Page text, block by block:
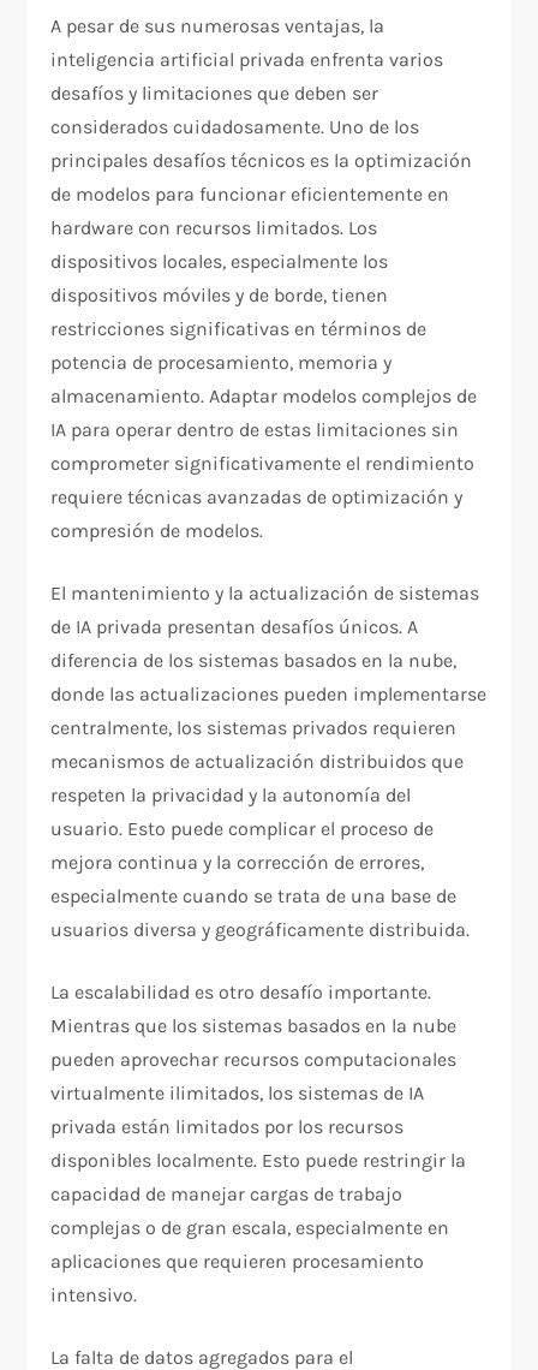
A pesar de sus numerosas ventajas, la
inteligencia artificial privada enfrenta varios
desafíos y limitaciones que deben ser
considerados cuidadosamente. Uno de los
principales desafíos técnicos es la optimización
de modelos para funcionar eficientemente en
hardware con recursos limitados. Los
dispositivos locales, especialmente los
dispositivos móviles y de borde, tienen
restricciones significativas en términos de
potencia de procesamiento, memoria y
almacenamiento. Adaptar modelos complejos de
IA para operar dentro de estas limitaciones sin
comprometer significativamente el rendimiento
requiere técnicas avanzadas de optimización y
compresión de modelos.
El mantenimiento y la actualización de sistemas
de IA privada presentan desafíos únicos. A
diferencia de los sistemas basados en la nube,
donde las actualizaciones pueden implementarse
centralmente, los sistemas privados requieren
mecanismos de actualización distribuidos que
respeten la privacidad y la autonomía del
usuario. Esto puede complicar el proceso de
mejora continua y la corrección de errores,
especialmente cuando se trata de una base de
usuarios diversa y geográficamente distribuida.
La escalabilidad es otro desafío importante.
Mientras que los sistemas basados en la nube
pueden aprovechar recursos computacionales
virtualmente ilimitados, los sistemas de IA
privada están limitados por los recursos
disponibles localmente. Esto puede restringir la
capacidad de manejar cargas de trabajo
complejas o de gran escala, especialmente en
aplicaciones que requieren procesamiento
intensivo.
La falta de datos agregados para el